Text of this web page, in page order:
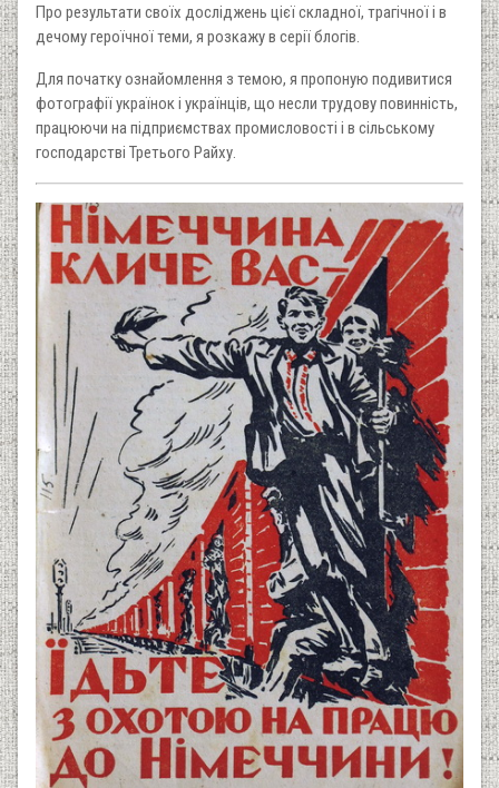
Про результати своїх досліджень цієї складної, трагічної і в
дечому героїчної теми, я розкажу в серії блогів.
Для початку ознайомлення з темою, я пропоную подивитися
фотографії українок і українців, що несли трудову повинність,
працюючи на підприємствах промисловості і в сільському
господарстві Третього Райху.